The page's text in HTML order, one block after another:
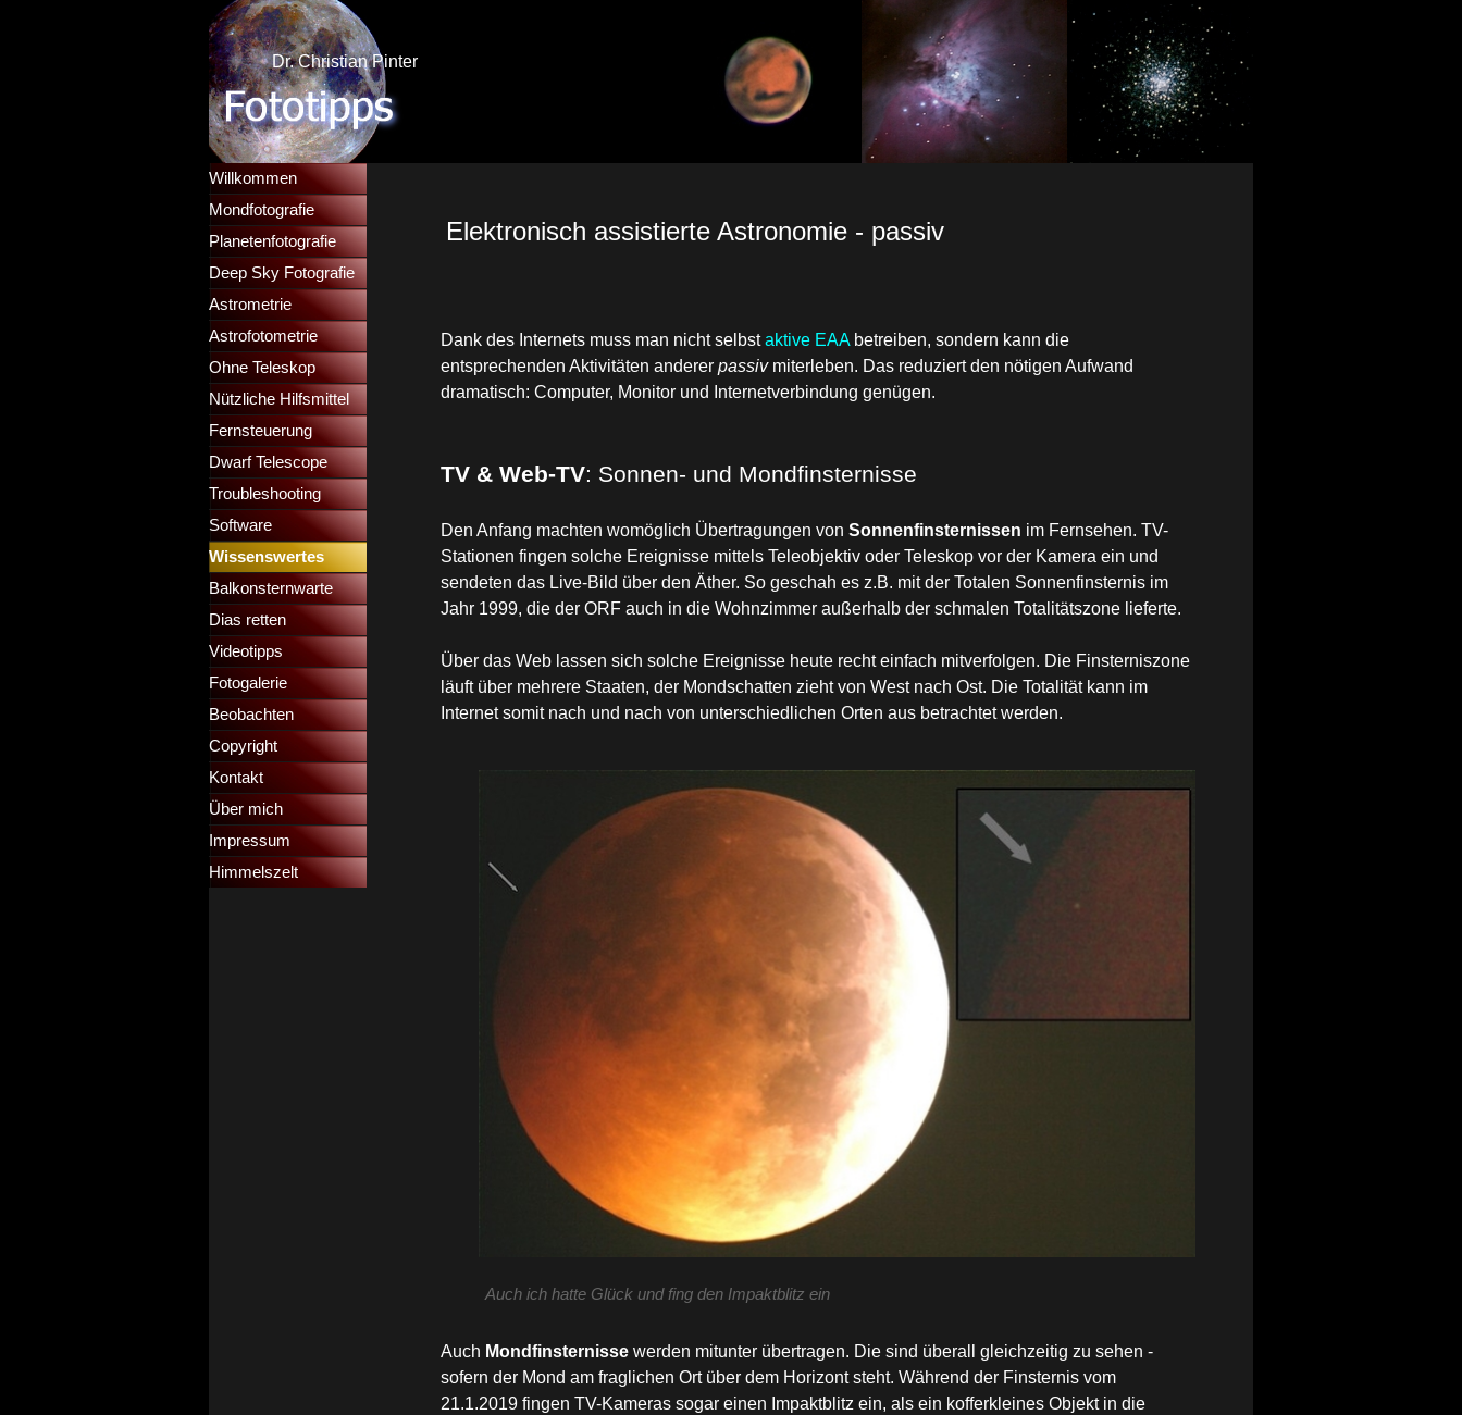
Dr. Christian Pinter
Menü überspringen
Willkommen
Mondfotografie
Planetenfotografie
Deep Sky Fotografie
Astrometrie
Astrofotometrie
Ohne Teleskop
Nützliche Hilfsmittel
Fernsteuerung
Dwarf Telescope
Troubleshooting
Software
Wissenswertes
Balkonsternwarte
Dias retten
Videotipps
Fotogalerie
Beobachten
Copyright
Kontakt
Über mich
Impressum
Himmelszelt
Elektronisch assistierte Astronomie - passiv
Dank des Internets muss man nicht selbstaktive EAAbetreiben, sondern kann die
entsprechenden Aktivitäten anderer passiv miterleben. Das reduziert den nötigen Aufwand
dramatisch: Computer, Monitor und Internetverbindung genügen.
TV & Web-TV: Sonnen- und Mondfinsternisse
Den Anfang machten womöglich Übertragungen von Sonnenfinsternissen im Fernsehen. TV-
Stationen fingen solche Ereignisse mittels Teleobjektiv oder Teleskop vor der Kamera ein und
sendeten das Live-Bild über den Äther. So geschah es z.B. mit der Totalen Sonnenfinsternis im
Jahr 1999, die der ORF auch in die Wohnzimmer außerhalb der schmalen Totalitätszone lieferte.
Über das Web lassen sich solche Ereignisse heute recht einfach mitverfolgen. Die Finsterniszone
läuft über mehrere Staaten, der Mondschatten zieht von West nach Ost. Die Totalität kann im
Internet somit nach und nach von unterschiedlichen Orten aus betrachtet werden.
Auch ich hatte Glück und fing den Impaktblitz ein
Auch Mondfinsternisse werden mitunter übertragen. Die sind überall gleichzeitig zu sehen -
sofern der Mond am fraglichen Ort über dem Horizont steht. Während der Finsternis vom
21.1.2019 fingen TV-Kameras sogar einen Impaktblitz ein, als ein kofferkleines Objekt in die